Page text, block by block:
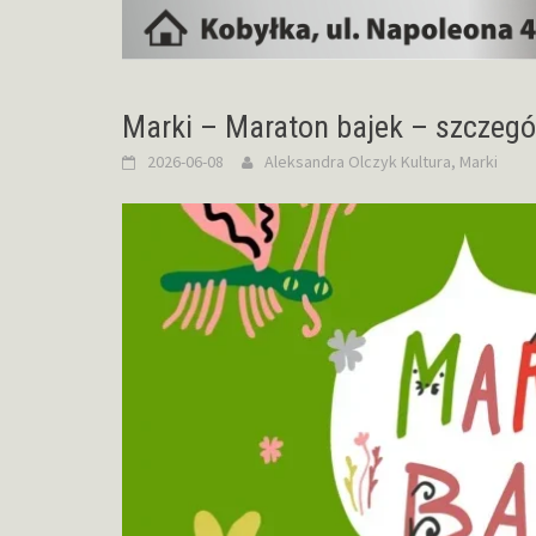
Marki – Maraton bajek –
2026-06-08 Aleksandra Olczyk Kultura, Marki